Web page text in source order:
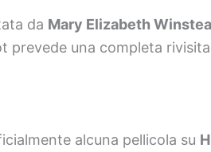
da Mary Elizabeth
prevede una completa
alcuna pellicola su